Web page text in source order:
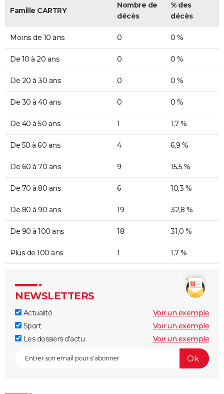
Famille CARTRY
Nombre de
décès
% des
décès
Moins de 10 ans 0 0 %
De 10 à 20 ans 0 0 %
De 20 à 30 ans 0 0 %
De 30 à 40 ans 0 0 %
De 40 à 50 ans 1 1,7 %
De 50 à 60 ans 4 6,9 %
De 60 à 70 ans 9 15,5 %
De 70 à 80 ans 6 10,3 %
De 80 à 90 ans 19 32,8 %
De 90 à 100 ans 18 31,0 %
Plus de 100 ans 1 1,7 %
NEWSLETTERS
Actualité
Voir un exemple
Sport
Voir un exemple
Les dossiers d'actu
Voir un exemple